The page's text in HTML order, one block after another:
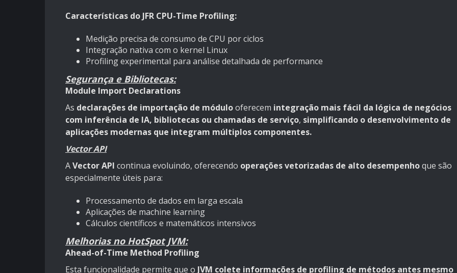
Características do JFR CPU-Time Profiling:
Medição precisa de consumo de CPU por ciclos
Integração nativa com o kernel Linux
Profiling experimental para análise detalhada de performance
Segurança e Bibliotecas:
Module Import Declarations
As declarações de importação de módulooferecem integração mais fácil da lógica de negócios
com inferência de IA, bibliotecas ou chamadas de serviço, simplificando o desenvolvimento de
aplicações modernas que integram múltiplos componentes.
Vector API
AVector API continua evoluindo, oferecendo operações vetorizadas de alto desempenhoque são
especialmente úteis para:
Processamento de dados em larga escala
Aplicações de machine learning
Cálculos científicos e matemáticos intensivos
Melhorias no HotSpot JVM:
Ahead-of-Time Method Profiling
Esta funcionalidade permite que o JVM colete informações de profiling de métodos antes mesmo